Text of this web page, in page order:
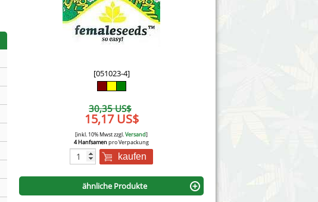
Simon
- Vadda's Marijuanabam
Seeds
Victory Seeds
Vision Seeds
World of Seeds
CBD Nutzhanfsamen
[051023-4]
30,35 US$
15,17 US$
[inkl. 10% Mwst zzgl.Versand]
4 Hanfsamenpro Verpackung
kaufen
ähnliche Produkte